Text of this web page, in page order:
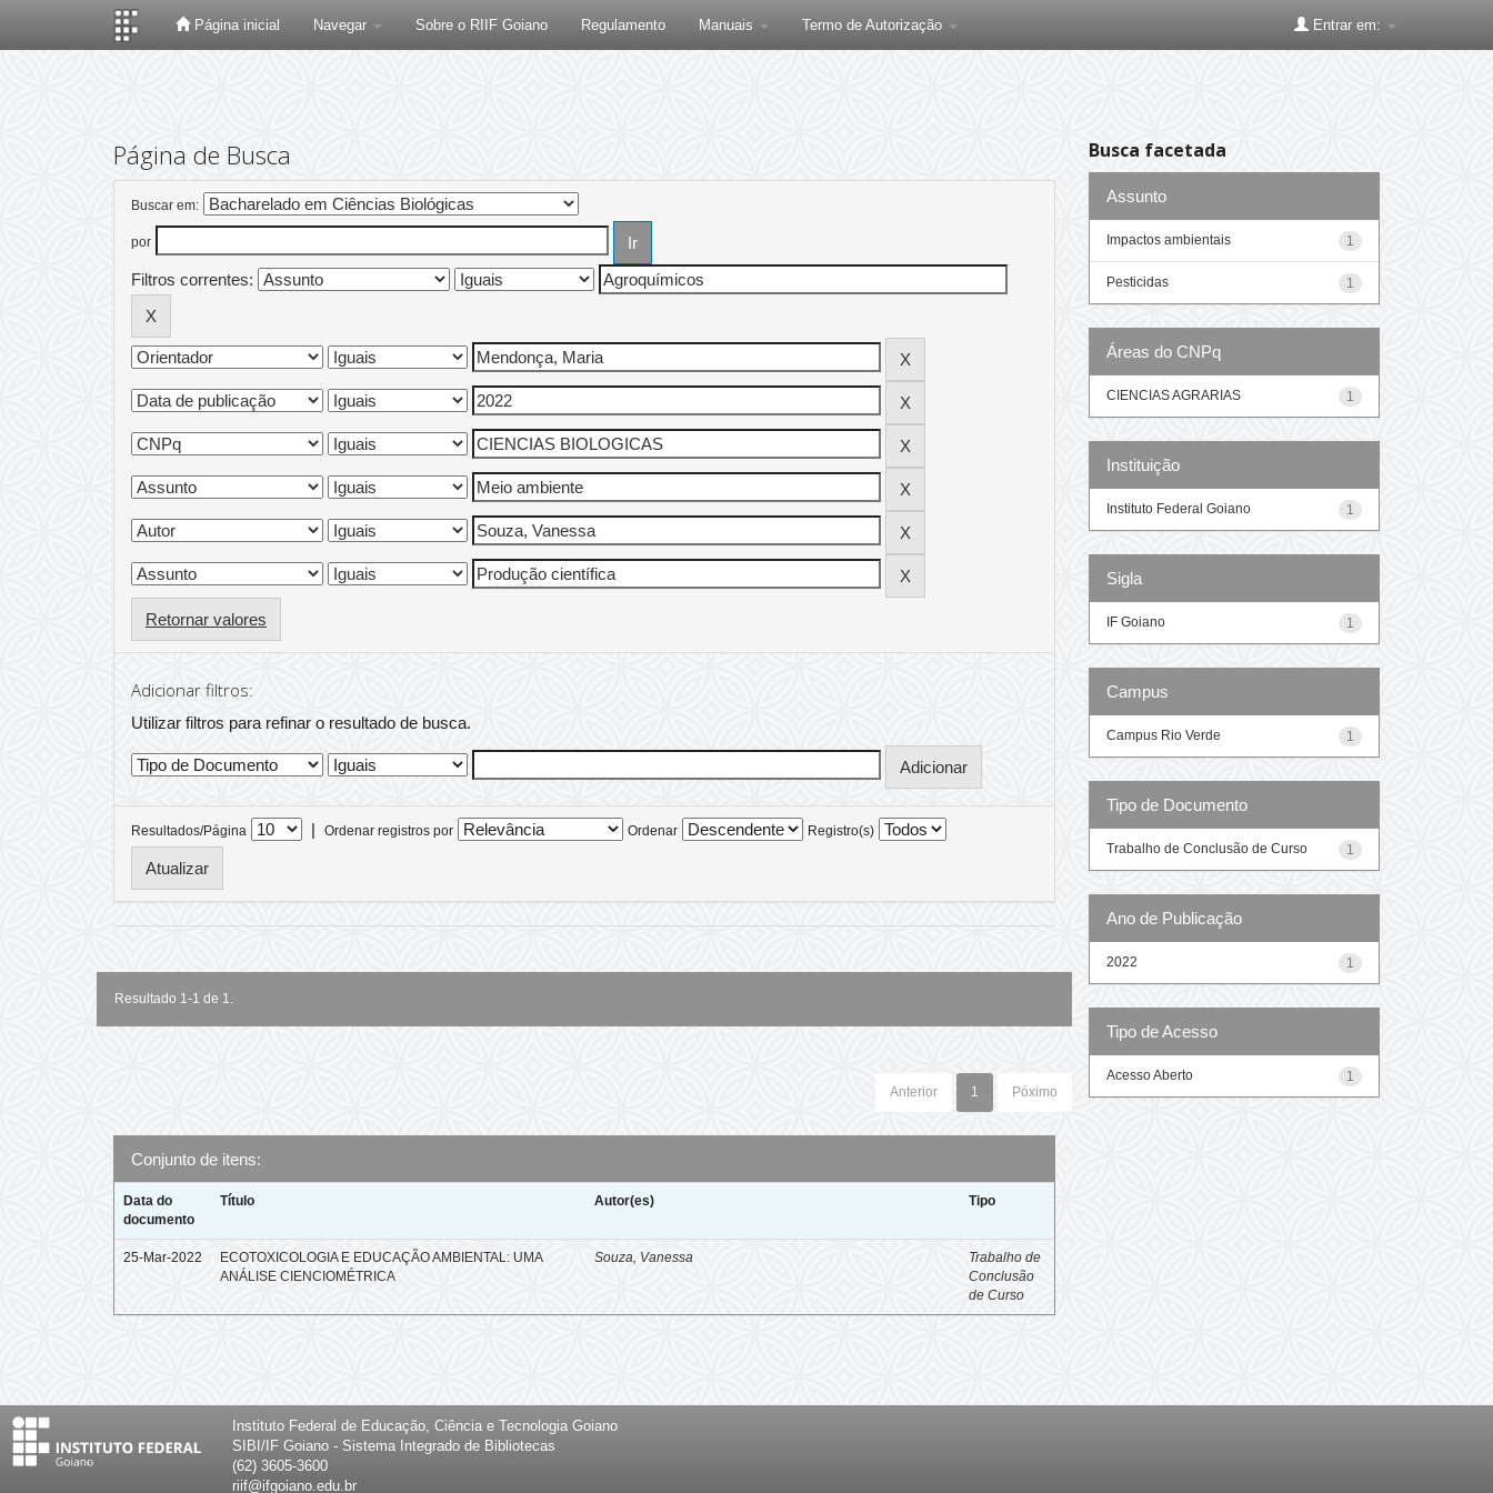
Página inicial Navegar Sobre o RIIF Goiano Regulamento Manuais Termo de Autorização Entrar em:
Página de Busca
Buscar em:
por
Filtros correntes:
Retornar valores
Adicionar filtros:
Utilizar filtros para refinar o resultado de busca.
Resultados/Página | Ordenar registros por Ordenar Registro(s)
Resultado 1-1 de 1.
Anterior 1 Póximo
Conjunto de itens:
Data do
documento
Título Autor(es) Tipo
25-Mar-2022
ECOTOXICOLOGIA E EDUCAÇÃO AMBIENTAL: UMA
ANÁLISE CIENCIOMÉTRICA
Souza, Vanessa
Trabalho de
Conclusão
de Curso
Busca facetada
Assunto
1
Impactos ambientais
1
Pesticidas
Áreas do CNPq
1
CIENCIAS AGRARIAS
Instituição
1
Instituto Federal Goiano
Sigla
1
IF Goiano
Campus
1
Campus Rio Verde
Tipo de Documento
1
Trabalho de Conclusão de Curso
Ano de Publicação
1
2022
Tipo de Acesso
1
Acesso Aberto
Instituto Federal de Educação, Ciência e Tecnologia Goiano
SIBI/IF Goiano - Sistema Integrado de Bibliotecas
(62) 3605-3600
riif@ifgoiano.edu.br